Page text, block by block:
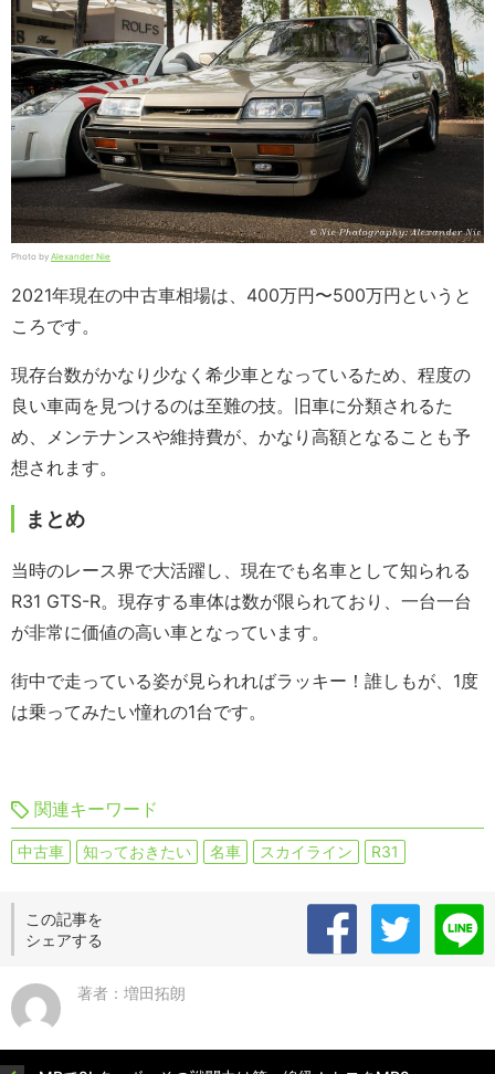
Photo by Alexander Nie
2021年現在の中古車相場は、400万円〜500万円というと
ころです。
現存台数がかなり少なく希少車となっているため、程度の
良い車両を見つけるのは至難の技。旧車に分類されるた
め、メンテナンスや維持費が、かなり高額となることも予
想されます。
まとめ
当時のレース界で大活躍し、現在でも名車として知られる
R31 GTS-R。現存する車体は数が限られており、一台一台
が非常に価値の高い車となっています。
街中で走っている姿が見られればラッキー！誰しもが、1度
は乗ってみたい憧れの1台です。
関連キーワード
中古車 知っておきたい 名車 スカイライン R31
この記事を
シェアする
著者：増田拓朗